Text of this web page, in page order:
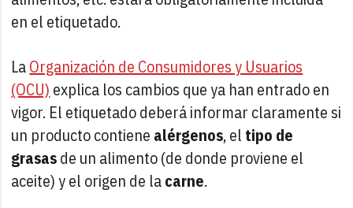
en el etiquetado.
LaOrganización de Consumidores y Usuarios
(OCU) explica los cambios que ya han entrado en
vigor. El etiquetado deberá informar claramente si
un producto contiene alérgenos, el tipo de
grasasde un alimento (de donde proviene el
aceite) y el origen de lacarne.